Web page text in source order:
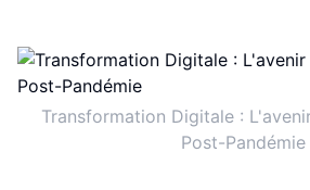
Transformation Digitale :
Post-Pandémie